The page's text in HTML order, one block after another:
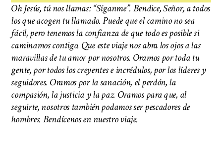
Oh Jesús, tú nos llamas: “Síganme”. Bendice, Señor, a todos
los que acogen tu llamado. Puede que el camino no sea
fácil, pero tenemos la confianza de que todo es posible si
caminamos contigo. Que este viaje nos abra los ojos a las
maravillas de tu amor por nosotros. Oramos por toda tu
gente, por todos los creyentes e incrédulos, por los líderes y
seguidores. Oramos por la sanación, el perdón, la
compasión, la justicia y la paz. Oramos para que, al
seguirte, nosotros también podamos ser pescadores de
hombres. Bendícenos en nuestro viaje.